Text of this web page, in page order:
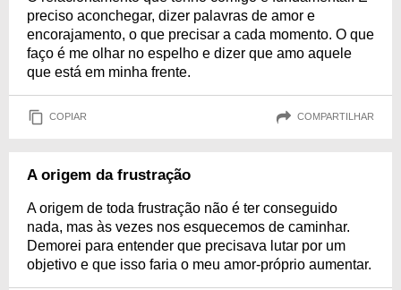
preciso aconchegar, dizer palavras de amor e
encorajamento, o que precisar a cada momento. O que
faço é me olhar no espelho e dizer que amo aquele
que está em minha frente.
COPIAR COMPARTILHAR
A origem da frustração
A origem de toda frustração não é ter conseguido
nada, mas às vezes nos esquecemos de caminhar.
Demorei para entender que precisava lutar por um
objetivo e que isso faria o meu amor-próprio aumentar.